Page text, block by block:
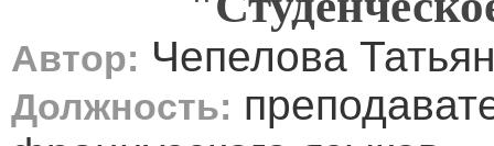
Автор: Чепелова
Должность: